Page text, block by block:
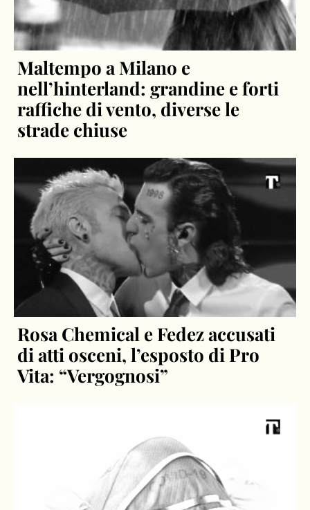
Maltempo a Milano e
nell’hinterland: grandine e forti
raffiche di vento, diverse le
strade chiuse
Rosa Chemical e Fedez accusati
di atti osceni, l’esposto di Pro
Vita: “Vergognosi”